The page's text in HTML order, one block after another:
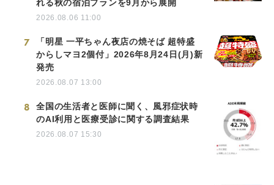
れる秋の宿泊プランを9月から展開
2026.08.06 11:00
7
「明星 一平ちゃん夜店の焼そば 超特盛
からしマヨ2個付」2026年8月24日(月)新
発売
2026.08.07 13:00
8
全国の生活者と医師に聞く、風邪症状時
のAI利用と医療受診に関する調査結果
2026.08.07 15:30